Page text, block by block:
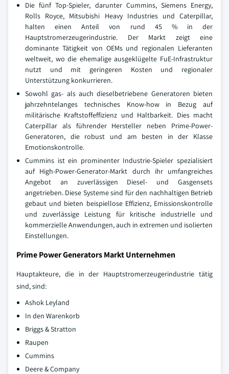
Die fünf Top-Spieler, darunter Cummins, Siemens Energy,
Rolls Royce, Mitsubishi Heavy Industries und Caterpillar,
halten einen Anteil von rund 45 % in der
Hauptstromerzeugerindustrie. Der Markt zeigt eine
dominante Tätigkeit von OEMs und regionalen Lieferanten
weltweit, wo die ehemalige ausgeklügelte FuE-Infrastruktur
nutzt und mit geringeren Kosten und regionaler
Unterstützung konkurrieren.
Sowohl gas- als auch dieselbetriebene Generatoren bieten
jahrzehntelanges technisches Know-how in Bezug auf
militärische Kraftstoffeffizienz und Haltbarkeit. Dies macht
Caterpillar als führender Hersteller neben Prime-Power-
Generatoren, die robust und am besten in der Klasse
Emotionskontrolle.
Cummins ist ein prominenter Industrie-Spieler spezialisiert
auf High-Power-Generator-Markt durch ihr umfangreiches
Angebot an zuverlässigen Diesel- und Gasgensets
angetrieben. Diese Systeme sind für den nachhaltigen Betrieb
gebaut und bieten beispiellose Effizienz, Emissionskontrolle
und zuverlässige Leistung für kritische industrielle und
kommerzielle Anwendungen, auch in extremen und isolierten
Einstellungen.
Prime Power Generators Markt Unternehmen
Hauptakteure, die in der Hauptstromerzeugerindustrie tätig
sind, sind:
Ashok Leyland
In den Warenkorb
Briggs & Stratton
Raupen
Cummins
Deere & Company